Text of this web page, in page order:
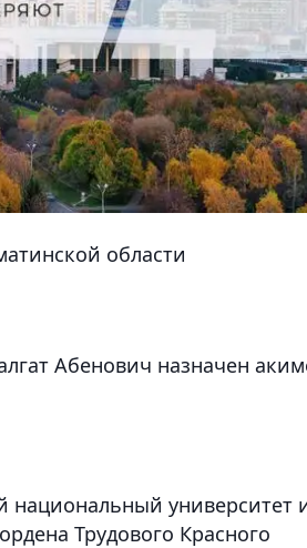
области
Абенович назначен
национальный университет
Трудового Красного